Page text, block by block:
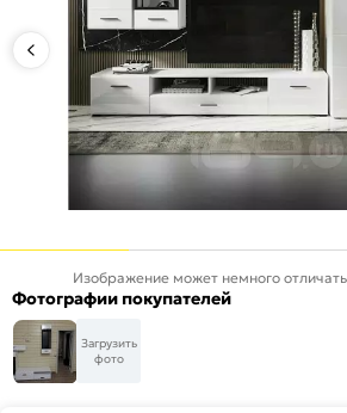
Изображение может немного
Фотографии покупателей
Загрузить
фото